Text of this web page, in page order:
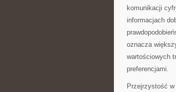
komunikacji
informacjach
oznacza
wartościowych
preferencjami.
Przejrzystość